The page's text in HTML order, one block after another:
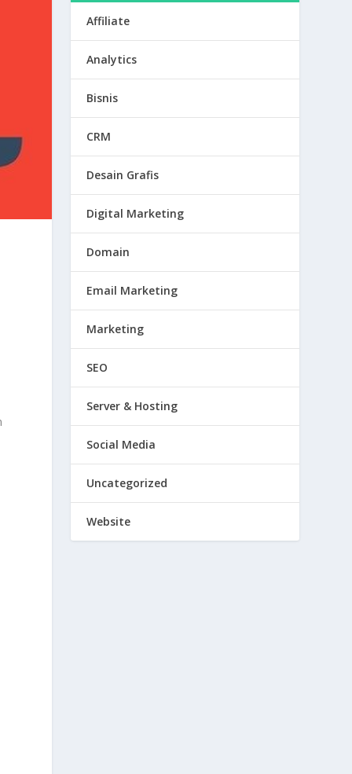
Affiliate
Analytics
Bisnis
CRM
Desain Grafis
Digital Marketing
Domain
Email Marketing
Marketing
SEO
Server & Hosting
Social Media
Uncategorized
Website